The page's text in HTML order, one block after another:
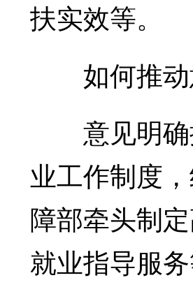
扶实效等。
如何推动
意见明确
业工作制度
障部牵头制
就业指导服务